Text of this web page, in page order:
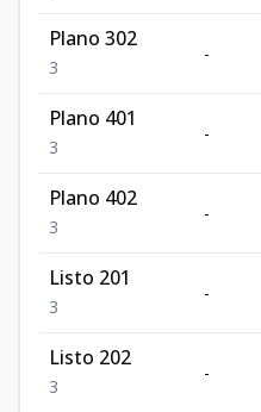
Plano 302
3
-
Plano 401
3
-
Plano 402
3
-
Listo 201
3
-
Listo 202
3
-